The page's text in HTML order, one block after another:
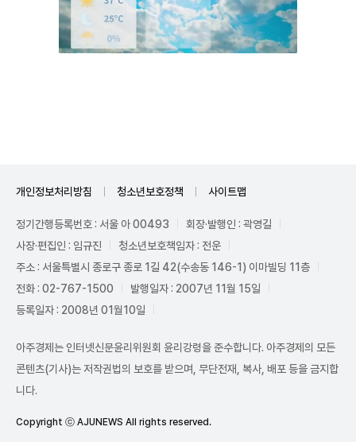
개인정보처리방침 청소년보호정책 사이트맵
정기간행등록번호 : 서울 아 00493
회장·발행인 : 곽영길
사장·편집인 : 임규진
청소년보호책임자 : 전운
주소 : 서울특별시 종로구 종로 1길 42(수송동 146-1) 이마빌딩 11층
전화 : 02-767-1500
발행일자 : 2007년 11월 15일
등록일자 : 2008년 01월10일
아주경제는 인터넷신문윤리위원회 윤리강령을 준수합니다. 아주경제의 모든
콘텐츠(기사)는 저작권법의 보호를 받으며, 무단전재, 복사, 배포 등을 금지합
니다.
Copyright ⓒ AJUNEWS All rights reserved.